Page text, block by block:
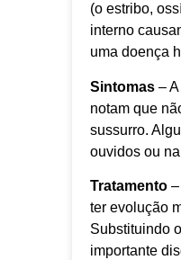
(o estribo,
interno
uma doença
Sintomas –
notam que
sussurro.
ouvidos ou
Tratamento
ter evolução
Substituindo
importante